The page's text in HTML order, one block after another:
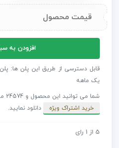
قیمت محصول
هاپ
مخصوص
Chilled
Hip
عدد
افزودن به
قابل دسترسی از طریق این پلن ها:
یک ماهه
شما می توانید این محصول و 24574 محصول دیگر را با کمترین قیمت و
خرید اشتراک ویژه
دانلود نمایید.
آهنگ هیپ هاپ مخصوص تیزر Chilled Hip Hop
5 از 1 رای